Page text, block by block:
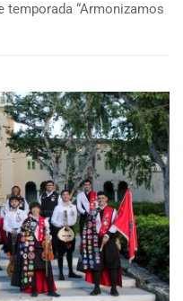
temporada “Armonizamos